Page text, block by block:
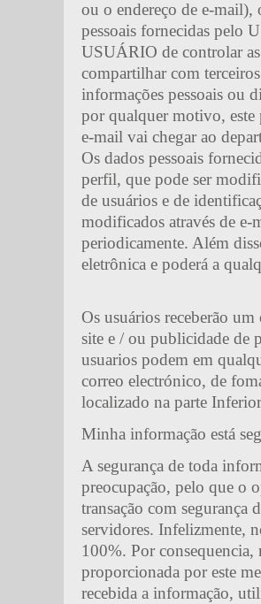
ou o endereço de e-mail),
pessoais fornecidas pelo
USUÁRIO de controlar
compartilhar com
informações pessoais ou
por qualquer motivo, este
e-mail vai chegar ao
Os dados pessoais
perfil, que pode ser
de usuários e de
modificados através de e-
periodicamente. Além
eletrônica e poderá a
Os usuários receberão
site e / ou publicidade de
usuarios podem em
correo electrónico, de
localizado na parte
Minha informação está
A segurança de toda
preocupação, pelo que o
transação com segurança
servidores. Infelizmente,
100%. Por consequencia,
proporcionada por este
recebida a informação,